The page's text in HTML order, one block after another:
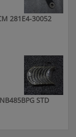
281E4-30052
STD